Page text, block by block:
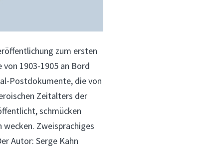
zum ersten
1903-1905 an Bord
Postdokumente, die von
Zeitalters der
schmücken
Zweisprachiges
Autor: Serge Kahn